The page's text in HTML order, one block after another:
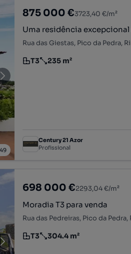
49
875 000 €3723,40 €/m²
Uma residência
Rua das Giestas, Pico da Pedra,
Tipologia
T3
Preço por metro quadrado
235 m²
Century 21 Azor
Profissional
698 000 €2293,04 €/m²
Moradia T3 para venda
Rua das Pedreiras, Pico da
Tipologia
T3
Preço por metro quadrado
304.4 m²